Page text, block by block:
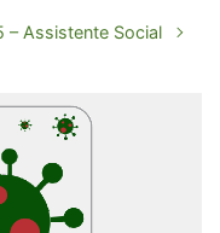
– Assistente Social